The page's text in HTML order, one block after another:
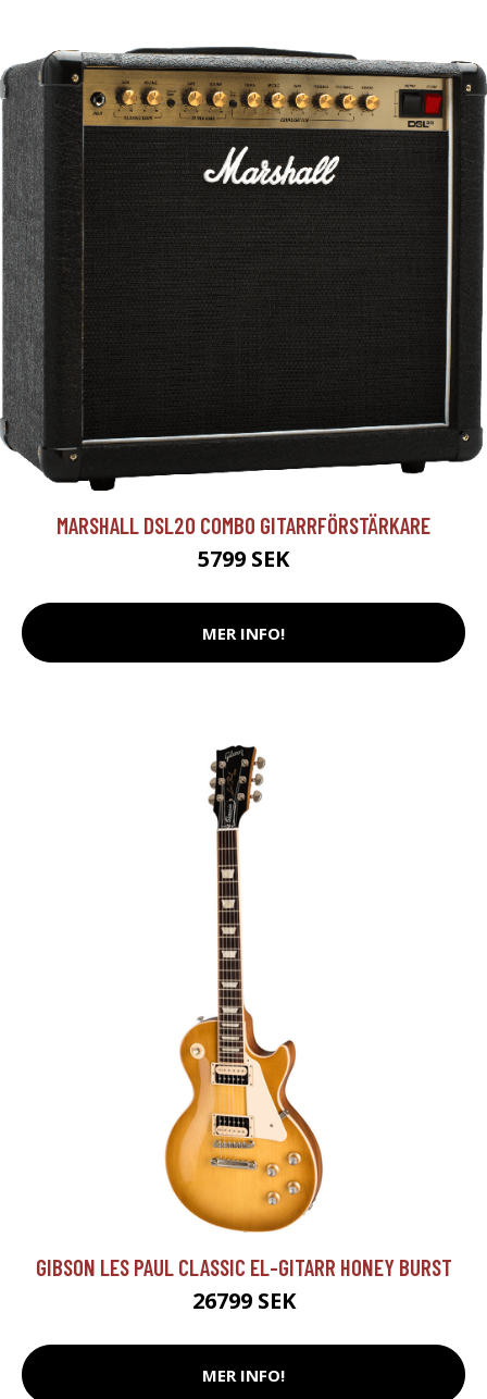
MARSHALL DSL20 COMBO GITARRFÖRSTÄRKARE
5799 SEK
MER INFO!
GIBSON LES PAUL CLASSIC EL-GITARR HONEY BURST
26799 SEK
MER INFO!